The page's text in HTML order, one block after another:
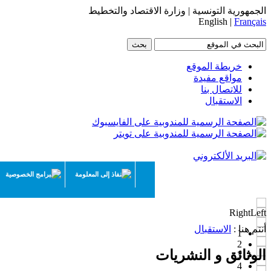
الجمهورية التونسية | وزارة الاقتصاد والتخطيط
English | Français
خريطة الموقع
مواقع مفيدة
للاتصال بنا
الاستقبال
البرامج الخصوصية النفاذ إلى المعلومة
RightLeft
1
2
3
4
أنتم هنا : الاستقبال
الوثائق و النشريات